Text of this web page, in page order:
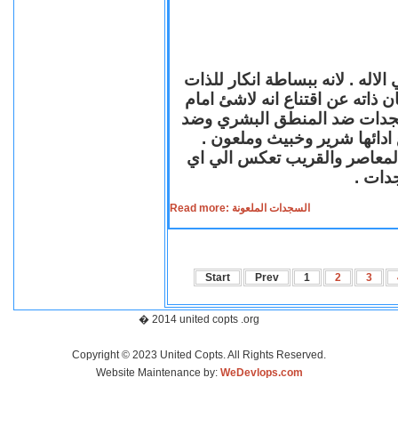
. لانه ببساطة انكار للذات
ذاته عن اقتناع انه لاشئ امام
ضد المنطق البشري وضد
ادائها شرير وخبيث وملعون .
المعاصر والقريب تعكس الي اي
.
Read more: السجدات الملعونة
Start Prev 1 2 3
� 2014 united copts .org
Copyright © 2023 United Copts. All Rights Reserved.
Website Maintenance by: WeDevlops.com